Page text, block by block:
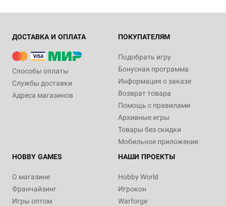
ДОСТАВКА И ОПЛАТА
Способы оплаты
Службы доставки
Адреса магазинов
ПОКУПАТЕЛЯМ
Подобрать игру
Бонусная программа
Информация о заказе
Возврат товара
Помощь с правилами
Архивные игры
Товары без скидки
Мобильное приложение
HOBBY GAMES
О магазине
Франчайзинг
Игры оптом
НАШИ ПРОЕКТЫ
Hobby World
Игрокон
Warforge